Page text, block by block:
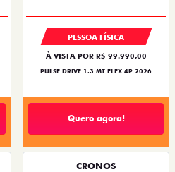
PESSOA FÍSICA
À VISTA POR R$ 99.990,00
PULSE DRIVE 1.3 MT FLEX 4P 2026
Quero agora!
CRONOS